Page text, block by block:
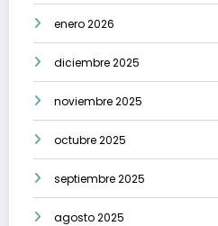
enero 2026
diciembre 2025
noviembre 2025
octubre 2025
septiembre 2025
agosto 2025